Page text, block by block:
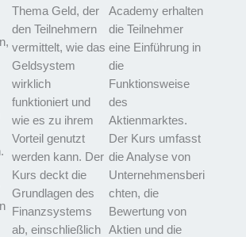
Thema Geld, der
den Teilnehmern
vermittelt, wie das
Geldsystem
wirklich
funktioniert und
wie es zu ihrem
Vorteil genutzt
werden kann. Der
Kurs deckt die
Grundlagen des
Finanzsystems
ab, einschließlich
Academy erhalten
die Teilnehmer
eine Einführung in
die
Funktionsweise
des
Aktienmarktes.
Der Kurs umfasst
die Analyse von
Unternehmensberi
chten, die
Bewertung von
Aktien und die